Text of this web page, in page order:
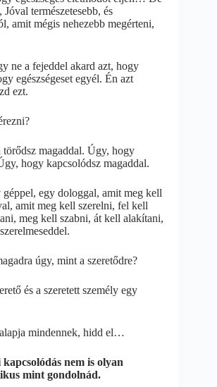
természetesebb, és
amit mégis nehezebb megérteni,
ne a fejeddel akard azt, hogy
egészségeset egyél. Én azt
ezt.
magaddal. Úgy, hogy
hogy kapcsolódsz magaddal.
egy dologgal, amit meg kell
amit meg kell szerelni, fel kell
meg kell szabni, át kell alakítani,
úgy, mint a szeretődre?
és a szeretett személy egy
mindennek, hidd el…
kapcsolódás nem is olyan
mint gondolnád.